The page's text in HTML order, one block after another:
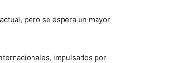
pero se espera un mayor
impulsados ​​por